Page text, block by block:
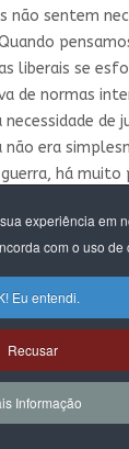
experiência em
com o uso de
Eu entendi.
Recusar
Informação
não sentem
liberais se
de normas
necessidade de
não era
há muito
CHEGADO AO
TRAVAR UMA
À ÉTICA
é